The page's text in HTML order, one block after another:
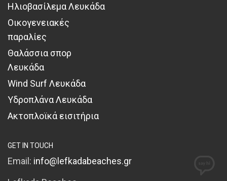
Ηλιοβασίλεμα Λευκάδα
Οικογενειακές
παραλίες
Θαλάσσια σπορ
Λευκάδα
Wind Surf Λευκάδα
Υδροπλάνα Λευκάδα
Ακτοπλοϊκά εισιτήρια
GET IN TOUCH
Email: info@lefkadabeaches.gr